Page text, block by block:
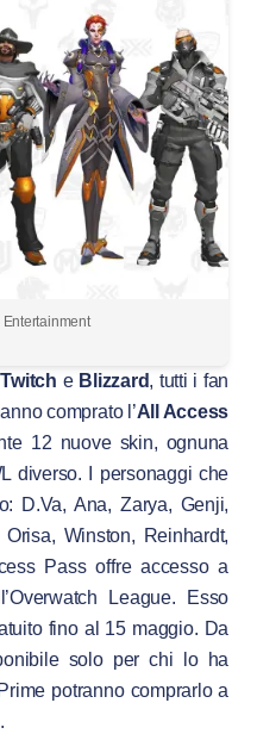
Twitch e Blizzard, tutti i fan
comprato l’All Access
12 nuove skin, ognuna
diverso. I personaggi che
D.Va, Ana, Zarya, Genji,
Winston, Reinhardt,
Pass offre accesso a
League. Esso
fino al 15 maggio. Da
solo per chi lo ha
potranno comprarlo a